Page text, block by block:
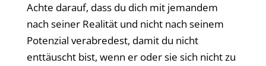
Achte darauf, dass du dich mit jemandem
nach seiner Realität und nicht nach seinem
Potenzial verabredest, damit du nicht
enttäuscht bist, wenn er oder sie sich nicht zu